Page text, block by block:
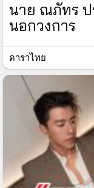
นาย ณภัทร ป
นอกวงการ
ดาราไทย